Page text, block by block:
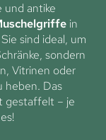
antike
in
sind ideal, um
sondern
Vitrinen oder
heben. Das
gestaffelt – je